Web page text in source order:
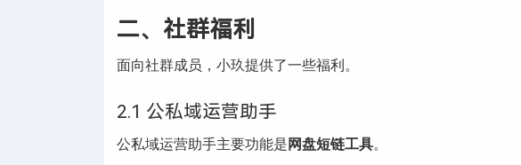
二、社群福利
面向社群成员，小玖提供了一些福利。
2.1 公私域运营助手
公私域运营助手主要功能是网盘短链工具。